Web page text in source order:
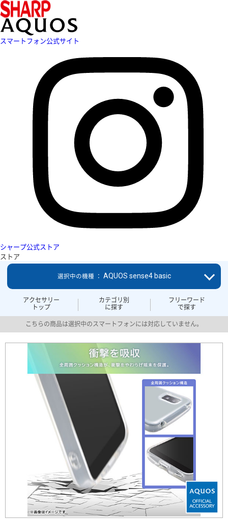
スマートフォン公式サイト
シャープ公式ストア
ストア
アクセサリー
トップ
カテゴリ別
に探す
フリーワード
で探す
選択中の機種 ： AQUOS sense4 basic
こちらの商品は選択中のスマートフォンには対応していません。